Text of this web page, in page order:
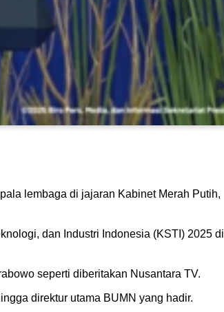
lembaga di jajaran Kabinet Merah Putih,
dan Industri Indonesia (KSTI) 2025 di
seperti diberitakan Nusantara TV.
direktur utama BUMN yang hadir.